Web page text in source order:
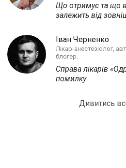
Що отримує та що
залежить від
Іван Черненко
Лікар-анестезіолог,
блогер.
Справа лікарів
помилку
Дивитись